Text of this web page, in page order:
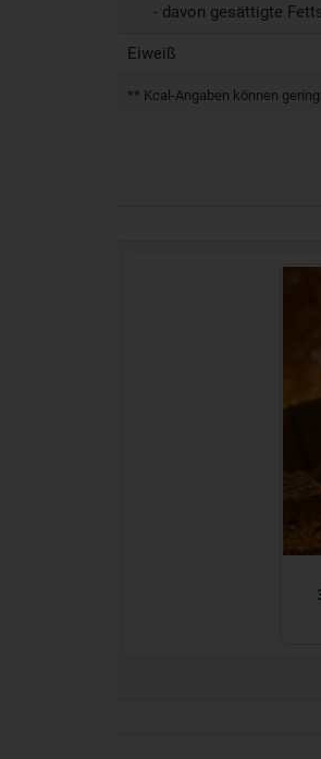
- davon gesättigte
Eiweiß
** Kcal-Angaben können